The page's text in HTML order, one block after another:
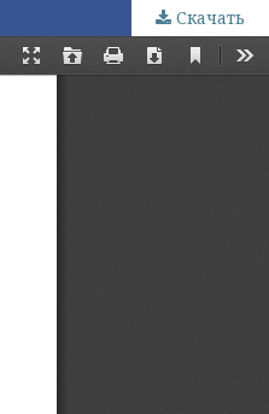
Скачать